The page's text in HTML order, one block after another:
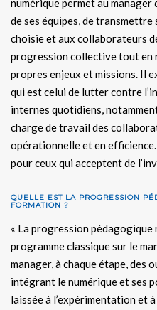
numérique permet au manager
de ses équipes, de
choisie et aux collaborateurs
progression collective tout en
propres enjeux et missions. Il
qui est celui de lutter contre
internes quotidiens,
charge de travail des
opérationnelle et en
pour ceux qui acceptent de
QUELLE EST LA PROGRESSION
FORMATION ?
« La progression pédagogique
programme classique sur le
manager, à chaque étape, des
intégrant le numérique et ses
laissée à l’expérimentation et